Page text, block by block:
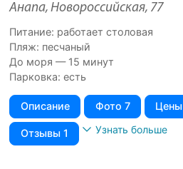
Анапа, Новороссийская, 77
Питание: работает столовая
Пляж: песчаный
До моря — 15 минут
Парковка: есть
Описание Фото 7 Цены
Отзывы 1 Узнать больше